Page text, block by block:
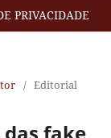
PRIVACIDADE
/ Editorial
fake